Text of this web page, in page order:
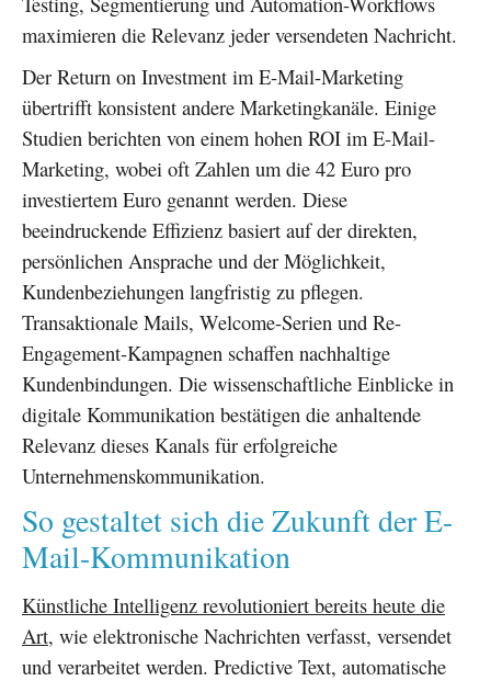
maximieren die Relevanz jeder versendeten Nachricht.
Der Return on Investment im E-Mail-Marketing
übertrifft konsistent andere Marketingkanäle. Einige
Studien berichten von einem hohen ROI im E-Mail-
Marketing, wobei oft Zahlen um die 42 Euro pro
investiertem Euro genannt werden. Diese
beeindruckende Effizienz basiert auf der direkten,
persönlichen Ansprache und der Möglichkeit,
Kundenbeziehungen langfristig zu pflegen.
Transaktionale Mails, Welcome-Serien und Re-
Engagement-Kampagnen schaffen nachhaltige
Kundenbindungen. Die wissenschaftliche Einblicke in
digitale Kommunikation bestätigen die anhaltende
Relevanz dieses Kanals für erfolgreiche
Unternehmenskommunikation.
So gestaltet sich die Zukunft der E-
Mail-Kommunikation
Künstliche Intelligenz revolutioniert bereits heute die
Art, wie elektronische Nachrichten verfasst, versendet
und verarbeitet werden. Predictive Text, automatische